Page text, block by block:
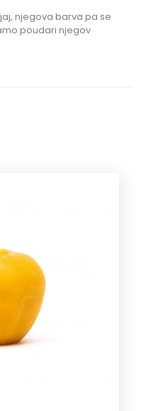
njegova barva pa se
poudari njegov